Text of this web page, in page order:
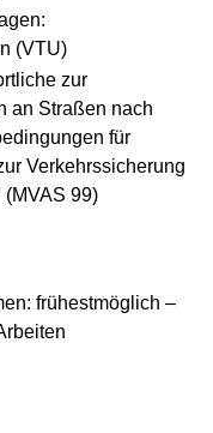
(VTU)
zur
an Straßen nach
für
Verkehrssicherung
99)
frühestmöglich –